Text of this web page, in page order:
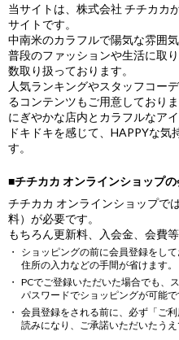
当サイトは、株式会社 チチカカ
サイトです。
中南米のカラフルで陽気な雰囲
普段のファッションや生活に取
数取り扱っております。
人気ランキングやスタッフコー
るコンテンツもご用意しており
にぎやかな店内とカラフルなア
ドキドキを感じて、HAPPYな
す。
■チチカカ オンラインショップ
チチカカ オンラインショップで
料）が必要です。
もちろん更新料、入会金、会費
ショッピングの前に会員登録をし
住所の入力などの手間が省けます。
PCでご登録いただいた場合でも、
パスワードでショッピングが可能で
会員登録をされる前に、必ず「ご
読みになり、ご承諾いただいたうえ